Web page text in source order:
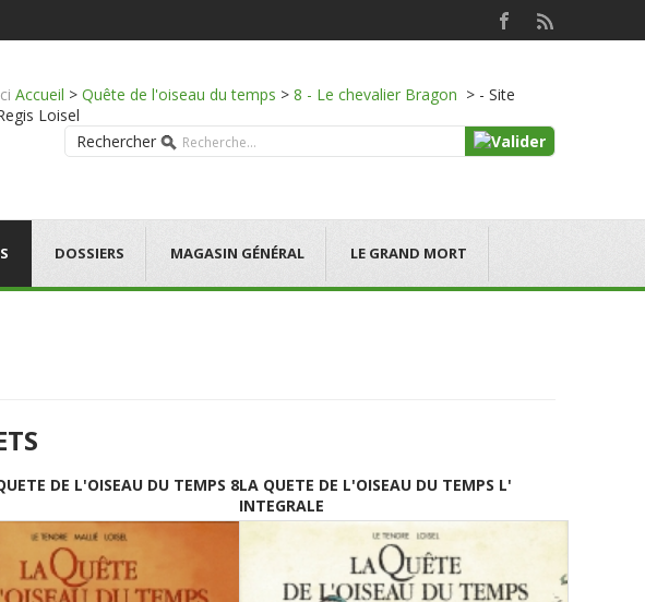
Accueil > Quête de l'oiseau du temps > 8 - Le chevalier Bragon > - Site
Loisel
Rechercher
DOSSIERS MAGASIN GÉNÉRAL LE GRAND MORT
DE L'OISEAU DU TEMPS 8LA QUETE DE L'OISEAU DU TEMPS L'
INTEGRALE